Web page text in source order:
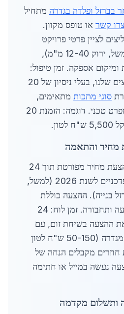
בברזל ופלדה בגדרה מתחיל
קשר או טופס מקוון.
ממליצים לציין פרטי פרויקט
מדויקים: סוג ברזל (למשל, ירוק 12-40 מ"מ),
ומיקום אספקה. זמן טיפול:
1-2 שעות. צוות היועצים שלנו, בעלי ניסיון של 20
סוגי מתכות מתאימים,
כולל חישובי משקל ומפרט טכני. דוגמה: הזמנת 20
לאחר הפנייה, נשלח הצעת מחיר מפורטת תוך 24
שעות, כולל מחירים עדכניים לשנת 2026 (למשל,
בנייה). ההצעה כוללת
אפשרויות חיתוך, צביעה ותחבורה. זמן לוח: 24
ההצעה בשיחת זום, עם
חישובי עלויות שילוח מגדרה (50-150 ש"ח לטון
חוזרים מקבלים הנחה של
ההצעה נעשה במייל או חתימה